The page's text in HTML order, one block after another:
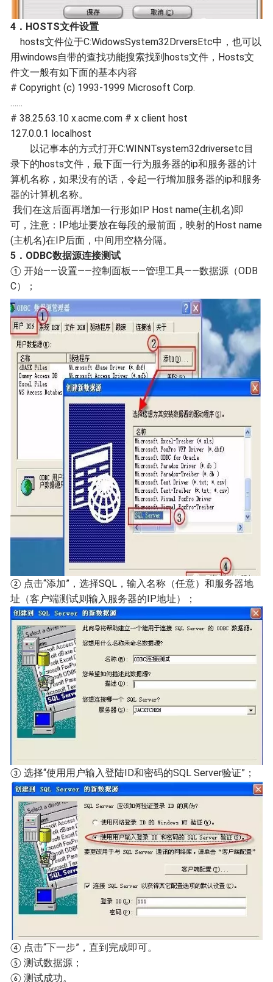
4．HOSTS文件设置
hosts文件位于C:WidowsSystem32DrversEtc中，也可以
用windows自带的查找功能搜索找到hosts文件，Hosts文
件文一般有如下面的基本内容
# Copyright (c) 1993-1999 Microsoft Corp.
……
# 38.25.63.10 x.acme.com # x client host
127.0.0.1 localhost
以记事本的方式打开C:WINNTsystem32driversetc目
录下的hosts文件，最下面一行为服务器的ip和服务器的计
算机名称，如果没有的话，令起一行增加服务器的ip和服务
器的计算机名称。
我们在这后面再增加一行形如IP Host name(主机名)即
可，注意：IP地址要放在每段的最前面，映射的Host name
(主机名)在IP后面，中间用空格分隔。
5．ODBC数据源连接测试
① 开始——设置——控制面板——管理工具——数据源（ODB
C）；
② 点击“添加”，选择SQL，输入名称（任意）和服务器地
址（客户端测试则输入服务器的IP地址）；
③ 选择“使用用户输入登陆ID和密码的SQL Server验证”；
④ 点击“下一步”，直到完成即可。
⑤ 测试数据源；
⑥ 测试成功。